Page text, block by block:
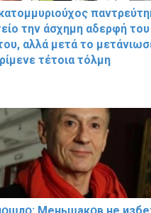
την άσχημη αδερφή του
αλλά μετά το
τέτοια τόλμη